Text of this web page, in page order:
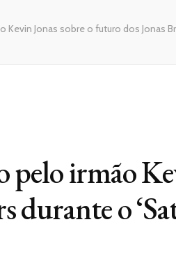
Jonas sobre o futuro dos Jonas
pelo irmão
durante o